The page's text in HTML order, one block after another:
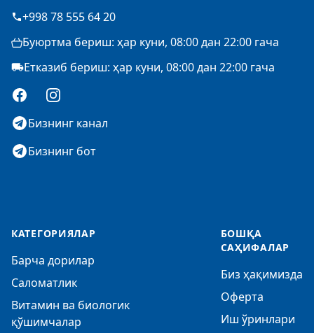
+998 78 555 64 20
Буюртма бериш: ҳар куни, 08:00 дан 22:00 гача
Етказиб бериш: ҳар куни, 08:00 дан 22:00 гача
FacebookInstagram
Бизнинг канал
Бизнинг бот
КАТЕГОРИЯЛАР
Барча дорилар
Саломатлик
Витамин ва биологик
қўшимчалар
БОШҚА
САҲИФАЛАР
Биз ҳақимизда
Оферта
Иш ўринлари